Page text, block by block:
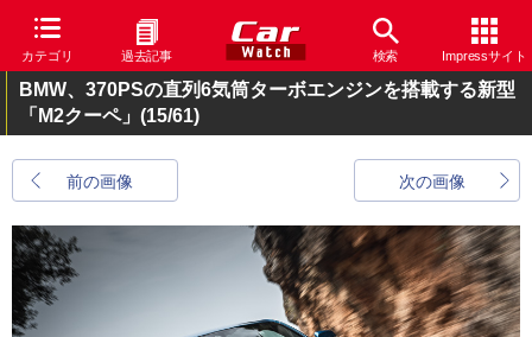
カテゴリ 過去記事 検索 Impressサイト
BMW、370PSの直列6気筒ターボエンジンを搭載する新型
「M2クーペ」 (15/61)
前の画像 次の画像